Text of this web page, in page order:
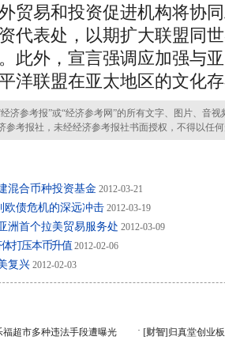
贸易和投资促进机构将协
代表处，以期扩大联盟同
此外，宣言强调应加强与
洋联盟在亚太地区的文化
参考报”或“经济参考网”的所有文字、图片、音视
参考报社，未经经济参考报社书面授权，不得以任
混合币种投资基金 2012-03-21
欧债危机的深远冲击 2012-03-19
洲首个拉美贸易服务处 2012-03-09
打压本币升值 2012-02-06
复兴 2012-02-03
福超市多种违法手段遭曝光 · [财智] 归真堂创业